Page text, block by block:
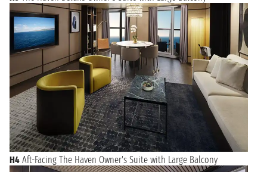
H4 Aft-Facing The Haven Owner's Suite with Large Balcony